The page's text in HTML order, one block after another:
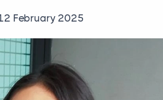
February 2025